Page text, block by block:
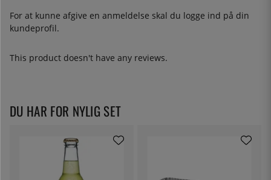
For at kunne afgive en anmeldelse skal du logge ind på din
kundeprofil.
This product doesn't have any reviews.
DU HAR FOR NYLIG SET